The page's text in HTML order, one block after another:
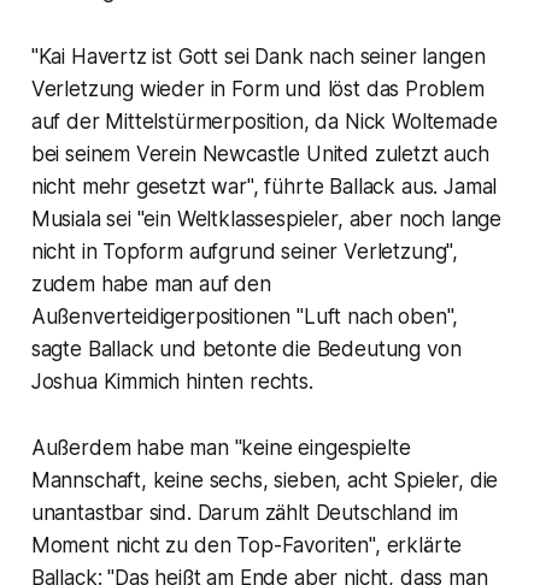
"Kai Havertz ist Gott sei Dank nach seiner langen
Verletzung wieder in Form und löst das Problem
auf der Mittelstürmerposition, da Nick Woltemade
bei seinem Verein Newcastle United zuletzt auch
nicht mehr gesetzt war", führte Ballack aus. Jamal
Musiala sei "ein Weltklassespieler, aber noch lange
nicht in Topform aufgrund seiner Verletzung",
zudem habe man auf den
Außenverteidigerpositionen "Luft nach oben",
sagte Ballack und betonte die Bedeutung von
Joshua Kimmich hinten rechts.
Außerdem habe man "keine eingespielte
Mannschaft, keine sechs, sieben, acht Spieler, die
unantastbar sind. Darum zählt Deutschland im
Moment nicht zu den Top-Favoriten", erklärte
Ballack: "Das heißt am Ende aber nicht, dass man